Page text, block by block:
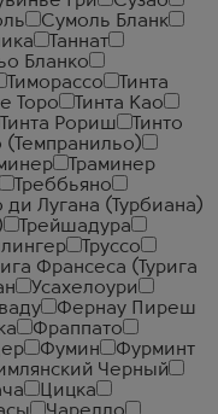
Сумоль Бланк
Таннат
Бланко
Тиморассо
Тинта
Торо
Тинта Као
Тинта Рориш
Тинто
(Темпранильо)
Траминер
Треббьяно
ди Лугана (Турбиана)
Трейшадура
Труссо
Франсеса (Турига
Усахелоури
Фернау Пиреш
Фраппато
Фумин
Фурминт
Черный
Цицка